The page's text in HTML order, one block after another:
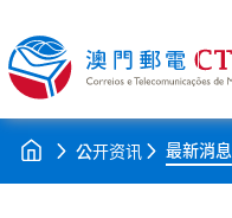
公开资讯 最新消息